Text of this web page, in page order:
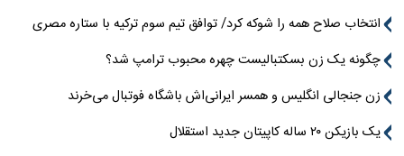
انتخاب صلاح همه را شوکه کرد/ توافق تیم سوم ترکیه با ستاره مصری
چگونه یک زن بسکتبالیست چهره محبوب ترامپ شد؟
زن جنجالی انگلیس و همسر ایرانی‌اش باشگاه فوتبال می‌خرند
یک بازیکن ۲۰ ساله کاپیتان جدید استقلال